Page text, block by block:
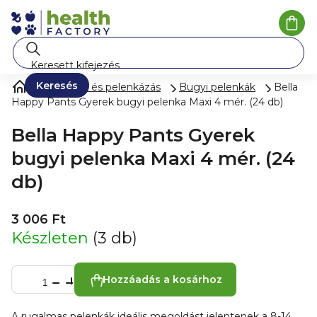
tartalomhoz
Keresés
Pelenkák és pelenkázás Bugyi pelenkák
Bella
Happy Pants Gyerek bugyi pelenka Maxi 4 mér. (24 db)
Bella Happy Pants Gyerek
bugyi pelenka Maxi 4 mér. (24
db)
3 006 Ft
Készleten (3 db)
Hozzáadás a kosárhoz